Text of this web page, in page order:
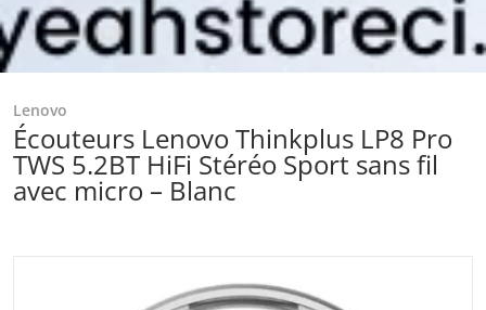
Lenovo
Écouteurs Lenovo Thinkplus LP8 Pro
TWS 5.2BT HiFi Stéréo Sport sans fil
avec micro – Blanc